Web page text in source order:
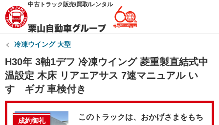
中古トラック販売/買取/レンタル
冷凍ウイング 大型
H30年 3軸1デフ 冷凍ウイング 菱重製直結式中
温設定 木床 リアエアサス 7速マニュアル い
すゞギガ 車検付き
成約御礼
このトラックは、おかげさまをもち